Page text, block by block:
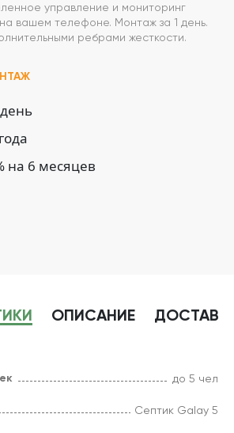
управление и мониторинг
вашем телефоне. Монтаж за 1 день.
ребрами жесткости.
на 6 месяцев
ОПИСАНИЕ
до 5 чел
Септик Galay 5